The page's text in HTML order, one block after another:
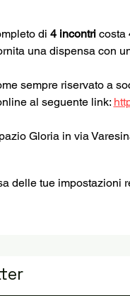
di 4 incontri costa
una dispensa con
sempre riservato a
al seguente link:
Gloria in via
delle tue impostazioni